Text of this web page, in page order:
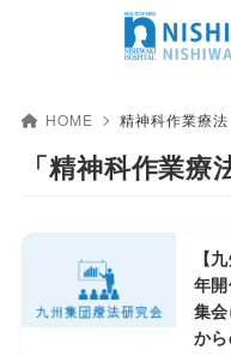
HOME 精神科作業療法
「精神科作業
【
年
集
か